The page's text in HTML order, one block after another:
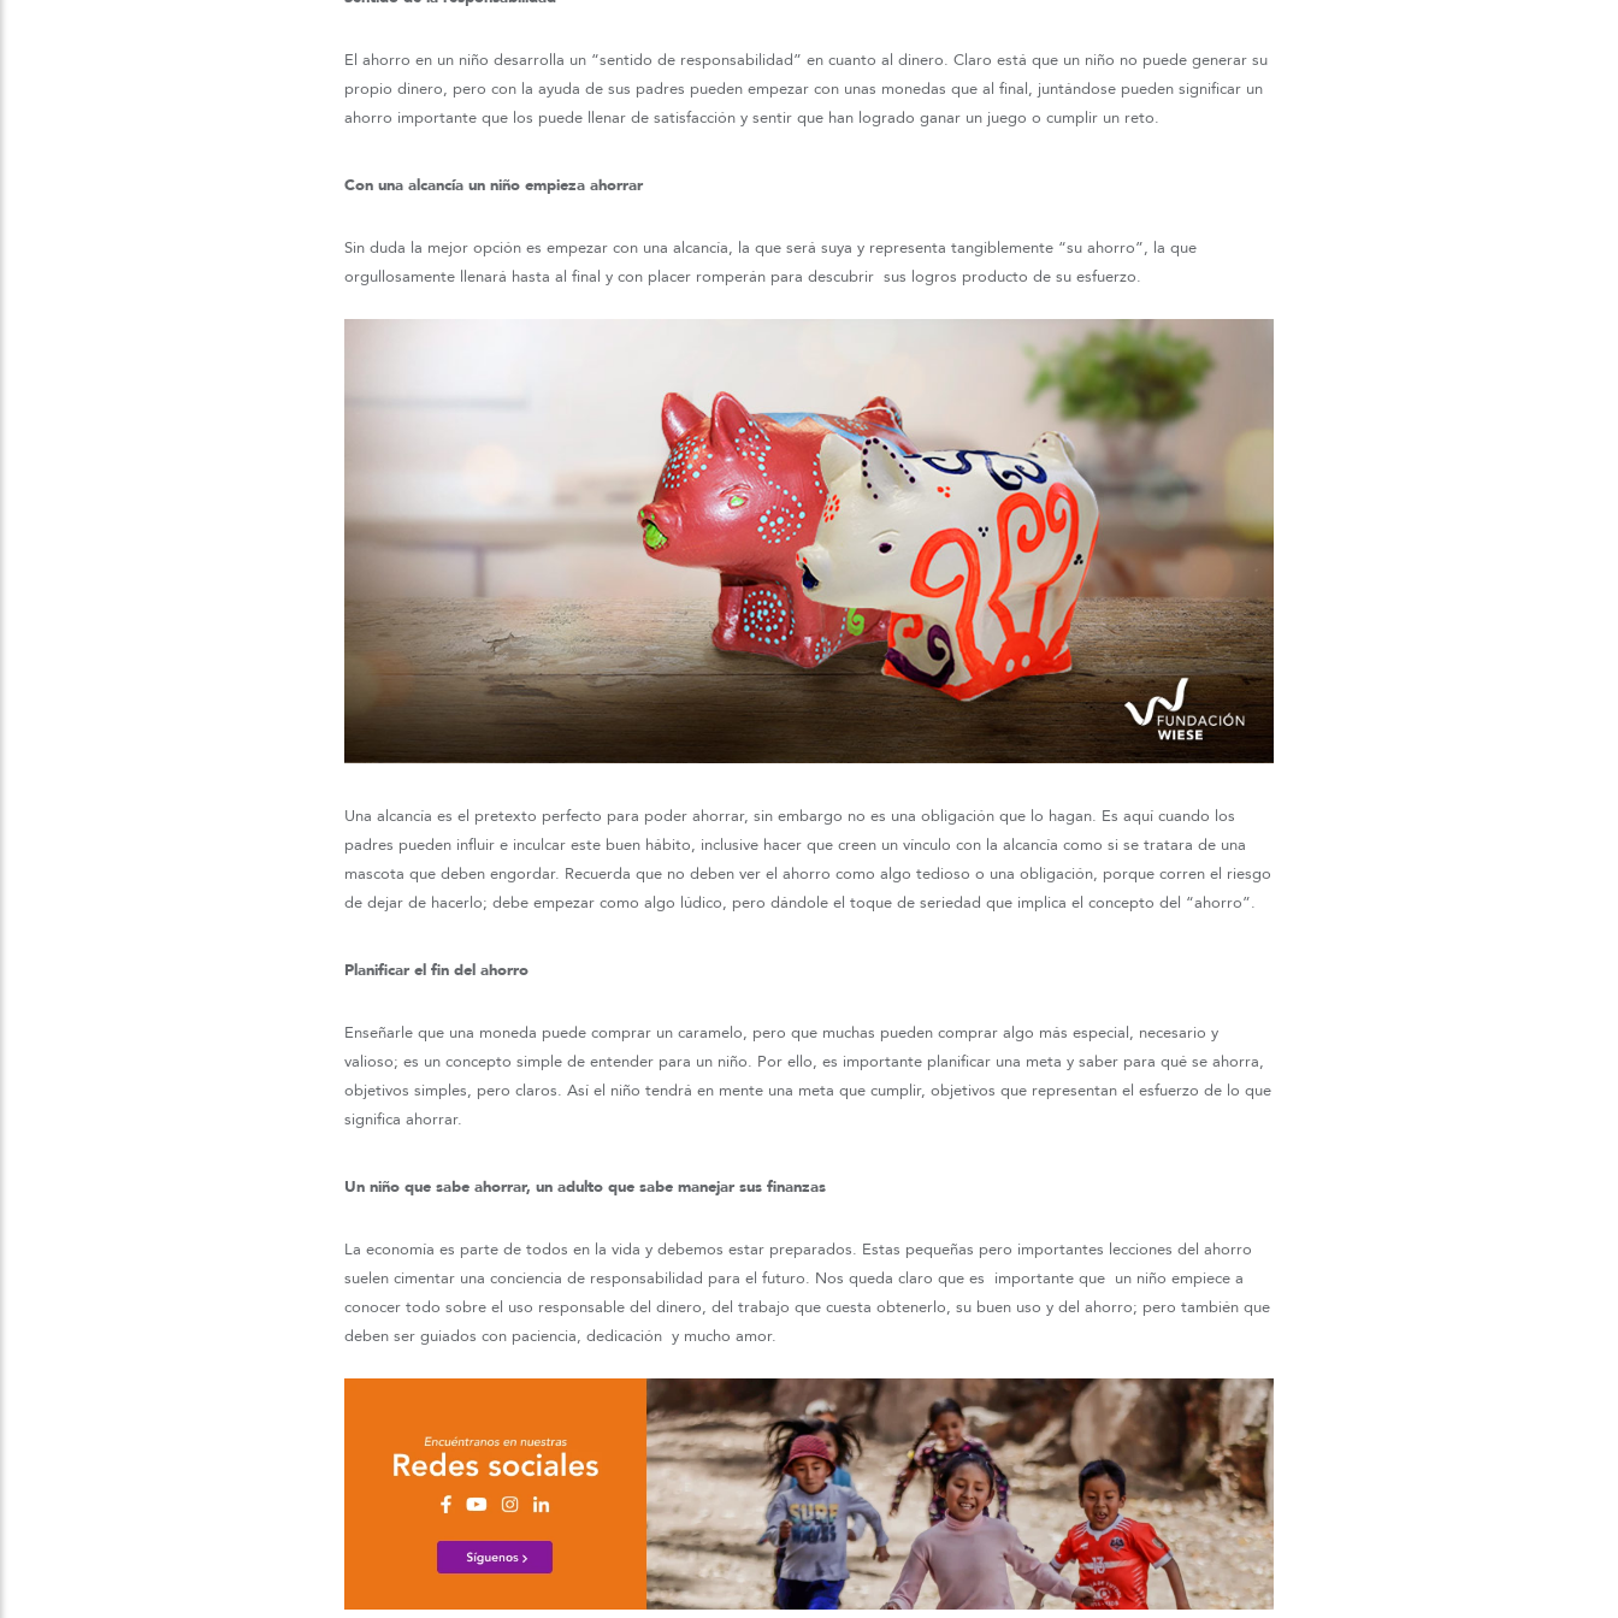
El ahorro en un niño desarrolla un “sentido de responsabilidad” en cuanto al dinero. Claro está que un niño no puede generar su
propio dinero, pero con la ayuda de sus padres pueden empezar con unas monedas que al final, juntándose pueden significar un
ahorro importante que los puede llenar de satisfacción y sentir que han logrado ganar un juego o cumplir un reto.
Con una alcancía un niño empieza ahorrar
Sin duda la mejor opción es empezar con una alcancía, la que será suya y representa tangiblemente “su ahorro”, la que
orgullosamente llenará hasta al final y con placer romperán para descubrir sus logros producto de su esfuerzo.
Una alcancía es el pretexto perfecto para poder ahorrar, sin embargo no es una obligación que lo hagan. Es aquí cuando los
padres pueden influir e inculcar este buen hábito, inclusive hacer que creen un vínculo con la alcancía como si se tratara de una
mascota que deben engordar. Recuerda que no deben ver el ahorro como algo tedioso o una obligación, porque corren el riesgo
de dejar de hacerlo; debe empezar como algo lúdico, pero dándole el toque de seriedad que implica el concepto del “ahorro”.
Planificar el fin del ahorro
Enseñarle que una moneda puede comprar un caramelo, pero que muchas pueden comprar algo más especial, necesario y
valioso; es un concepto simple de entender para un niño. Por ello, es importante planificar una meta y saber para qué se ahorra,
objetivos simples, pero claros. Así el niño tendrá en mente una meta que cumplir, objetivos que representan el esfuerzo de lo que
significa ahorrar.
Un niño que sabe ahorrar, un adulto que sabe manejar sus finanzas
La economía es parte de todos en la vida y debemos estar preparados. Estas pequeñas pero importantes lecciones del ahorro
suelen cimentar una conciencia de responsabilidad para el futuro. Nos queda claro que es importante que un niño empiece a
conocer todo sobre el uso responsable del dinero, del trabajo que cuesta obtenerlo, su buen uso y del ahorro; pero también que
deben ser guiados con paciencia, dedicación y mucho amor.